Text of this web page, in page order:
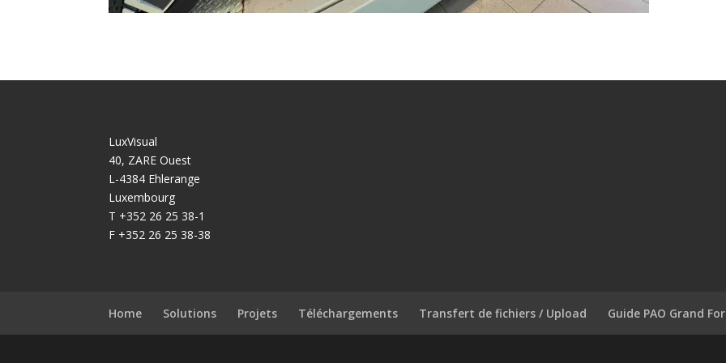
LuxVisual
40, ZARE Ouest
L-4384 Ehlerange
Luxembourg
T +352 26 25 38-1
F +352 26 25 38-38
Home Solutions Projets Téléchargements Transfert de fichiers / Upload Guide PAO Grand